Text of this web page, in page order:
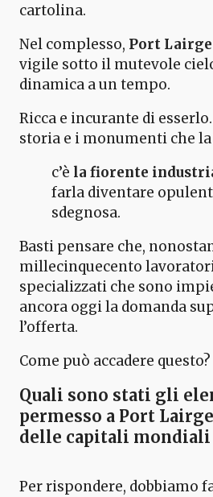
cartolina.
Nel complesso, Port Lairge
vigile sotto il mutevole
dinamica a un tempo.
Ricca e incurante di
storia e i monumenti che
c’è la fiorente
farla diventare
sdegnosa.
Basti pensare che,
millecinquecento
specializzati che sono
ancora oggi la domanda
l’offerta.
Come può accadere questo?
Quali sono stati gli
permesso a Port
delle capitali
Per rispondere, dobbiamo